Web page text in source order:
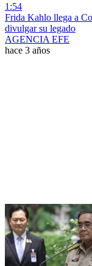
1:54
Frida Kahlo llega a
divulgar su legado
AGENCIA EFE
hace 3 años